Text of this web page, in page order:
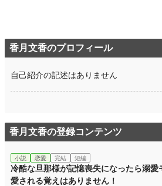
月間ポイント 19,244 pt (2,467 位)
累計ポイント 404,835 pt (12,307 位)
香月文香のプロフィール
自己紹介の記述はありません
香月文香の登録コンテンツ
小説 恋愛 完結 短編
冷酷な旦那様が記憶喪失になったら溺愛
愛される覚えはありません！